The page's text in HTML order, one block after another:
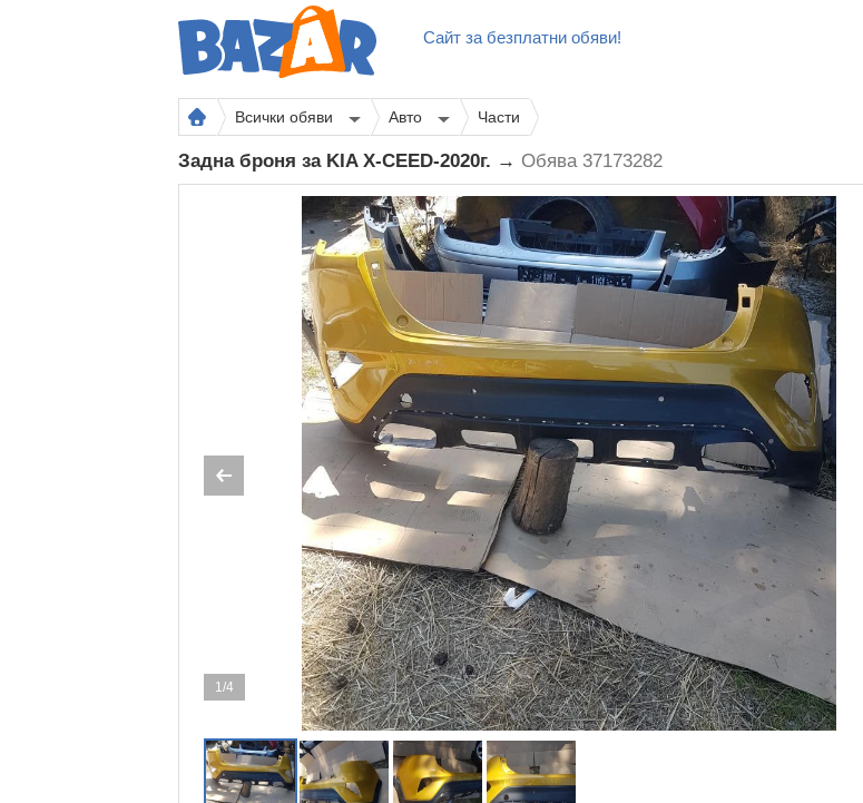
Сайт за безплатни обяви!
Всички обяви Авто Части
Задна броня за KIA Х-CEED-2020г. → Обява 37173282
1/4